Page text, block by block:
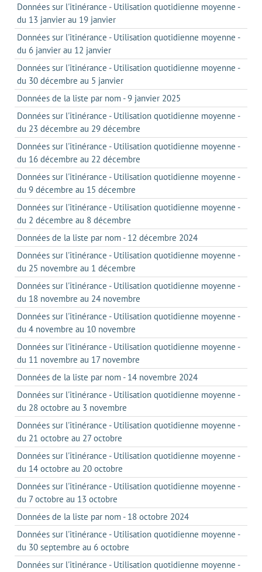
Données sur l'itinérance - Utilisation quotidienne moyenne -
du 13 janvier au 19 janvier
Données sur l'itinérance - Utilisation quotidienne moyenne -
du 6 janvier au 12 janvier
Données sur l'itinérance - Utilisation quotidienne moyenne -
du 30 décembre au 5 janvier
Données de la liste par nom - 9 janvier 2025
Données sur l'itinérance - Utilisation quotidienne moyenne -
du 23 décembre au 29 décembre
Données sur l'itinérance - Utilisation quotidienne moyenne -
du 16 décembre au 22 décembre
Données sur l'itinérance - Utilisation quotidienne moyenne -
du 9 décembre au 15 décembre
Données sur l'itinérance - Utilisation quotidienne moyenne -
du 2 décembre au 8 décembre
Données de la liste par nom - 12 décembre 2024
Données sur l'itinérance - Utilisation quotidienne moyenne -
du 25 novembre au 1 décembre
Données sur l'itinérance - Utilisation quotidienne moyenne -
du 18 novembre au 24 novembre
Données sur l'itinérance - Utilisation quotidienne moyenne -
du 4 novembre au 10 novembre
Données sur l'itinérance - Utilisation quotidienne moyenne -
du 11 novembre au 17 novembre
Données de la liste par nom - 14 novembre 2024
Données sur l'itinérance - Utilisation quotidienne moyenne -
du 28 octobre au 3 novembre
Données sur l'itinérance - Utilisation quotidienne moyenne -
du 21 octobre au 27 octobre
Données sur l'itinérance - Utilisation quotidienne moyenne -
du 14 octobre au 20 octobre
Données sur l'itinérance - Utilisation quotidienne moyenne -
du 7 octobre au 13 octobre
Données de la liste par nom - 18 octobre 2024
Données sur l'itinérance - Utilisation quotidienne moyenne -
du 30 septembre au 6 octobre
Données sur l'itinérance - Utilisation quotidienne moyenne -